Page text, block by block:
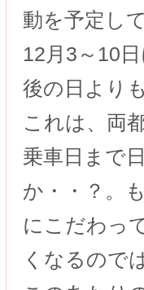
動を予定し
12月3～10
後の日より
これは、両
乗車日まで
か・・？。
にこだわっ
くなるので